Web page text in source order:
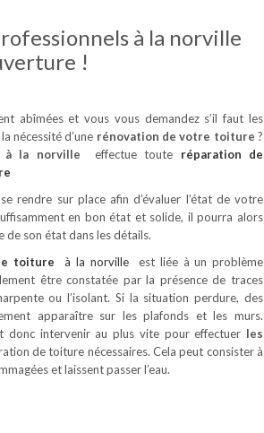
à la norville
!
abîmées et vous vous demandez s’il faut les
nécessité d’une rénovation de votre toiture?
à la norvilleeffectue toute réparation de
rendre sur place afin d’évaluer l’état de votre
en bon état et solide, il pourra alors
son état dans les détails.
toiture à la norville est liée à un problème
être constatée par la présence de traces
ou l’isolant. Si la situation perdure, des
apparaître sur les plafonds et les murs.
intervenir au plus vite pour effectuer les
de toiture nécessaires. Cela peut consister à
et laissent passer l’eau.